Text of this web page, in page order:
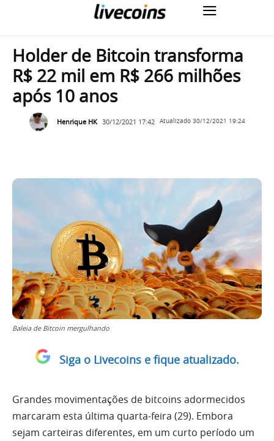
Holder de Bitcoin transforma
R$ 22 mil em R$ 266 milhões
após 10 anos
Henrique HK 30/12/2021 17:42 Atualizado 30/12/2021 19:24
Baleia de Bitcoin mergulhando
Siga o Livecoins e fique atualizado.
Grandes movimentações de bitcoins adormecidos
marcaram esta última quarta-feira (29). Embora
sejam carteiras diferentes, em um curto período um